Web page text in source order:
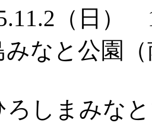
（日）
なと公園
ろしまみな